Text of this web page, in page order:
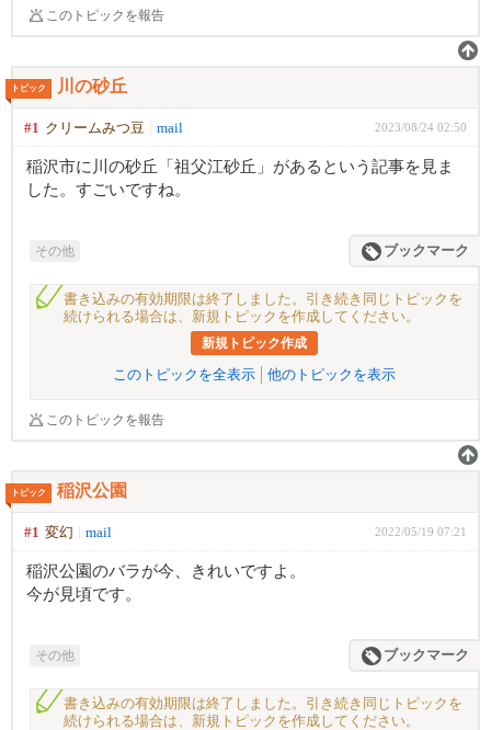
このトピックを報告
トピック 川の砂丘
#1 クリームみつ豆 mail 2023/08/24 02:50
稲沢市に川の砂丘「祖父江砂丘」があるという記事を見ま
した。すごいですね。
その他 ブックマーク
書き込みの有効期限は終了しました。引き続き同じトピックを
続けられる場合は、新規トピックを作成してください。
新規トピック作成
このトピックを全表示 他のトピックを表示
このトピックを報告
トピック 稲沢公園
#1 変幻 mail 2022/05/19 07:21
稲沢公園のバラが今、きれいですよ。
今が見頃です。
その他 ブックマーク
書き込みの有効期限は終了しました。引き続き同じトピックを
続けられる場合は、新規トピックを作成してください。